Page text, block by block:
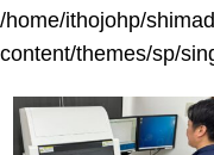
/home/ithojohp/
content/themes/sp/